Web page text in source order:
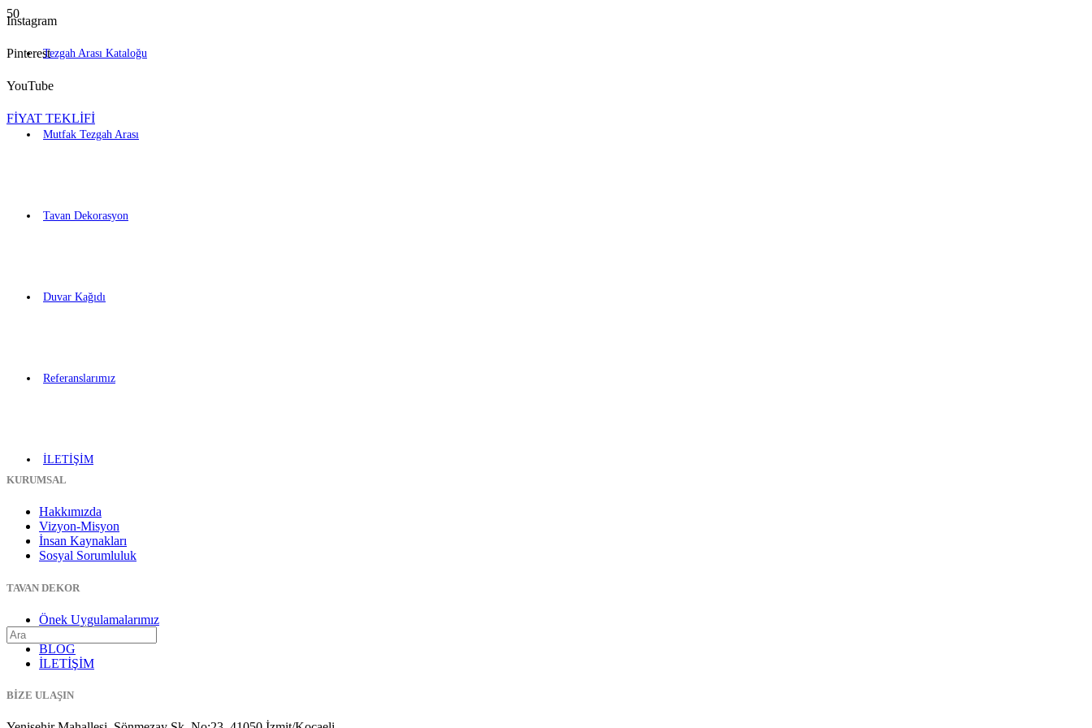
Instagram
Pinterest
YouTube
FİYAT TEKLİFİ
Tezgah Arası Kataloğu
Mutfak Tezgah Arası
Tavan Dekorasyon
Duvar Kağıdı
Referanslarımız
İLETİŞİM
KURUMSAL
Hakkımızda
Vizyon-Misyon
İnsan Kaynakları
Sosyal Sorumluluk
TAVAN DEKOR
Önek Uygulamalarımız
BLOG
İLETİŞİM
BİZE ULAŞIN